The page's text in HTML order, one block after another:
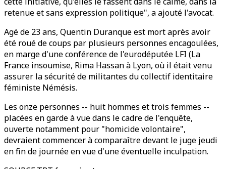
retenue et sans expression politique", a ajouté l'avocat.
Agé de 23 ans, Quentin Duranque est mort après avoir
été roué de coups par plusieurs personnes encagoulées,
en marge d'une conférence de l'eurodéputée LFI (La
France insoumise, Rima Hassan à Lyon, où il était venu
assurer la sécurité de militantes du collectif identitaire
féministe Némésis.
Les onze personnes -- huit hommes et trois femmes --
placées en garde à vue dans le cadre de l'enquête,
ouverte notamment pour "homicide volontaire",
devraient commencer à comparaître devant le juge jeudi
en fin de journée en vue d'une éventuelle inculpation.